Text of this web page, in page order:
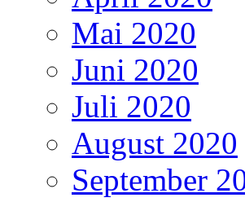
Mai 2020
Juni 2020
Juli 2020
August 2020
September